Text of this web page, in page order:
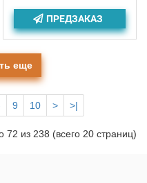
ПРЕДЗАКАЗ
еще
9 10 > >|
72 из 238 (всего 20 страниц)